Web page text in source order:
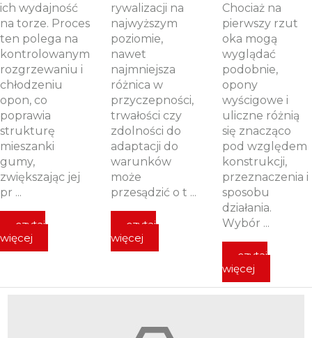
ich wydajność
na torze. Proces
ten polega na
kontrolowanym
rozgrzewaniu i
chłodzeniu
opon, co
poprawia
strukturę
mieszanki
gumy,
zwiększając jej
pr ...
czytaj
więcej
rywalizacji na
najwyższym
poziomie,
nawet
najmniejsza
różnica w
przyczepności,
trwałości czy
zdolności do
adaptacji do
warunków
może
przesądzić o t ...
czytaj
więcej
Chociaż na
pierwszy rzut
oka mogą
wyglądać
podobnie,
opony
wyścigowe i
uliczne różnią
się znacząco
pod względem
konstrukcji,
przeznaczenia i
sposobu
działania.
Wybór ...
czytaj
więcej